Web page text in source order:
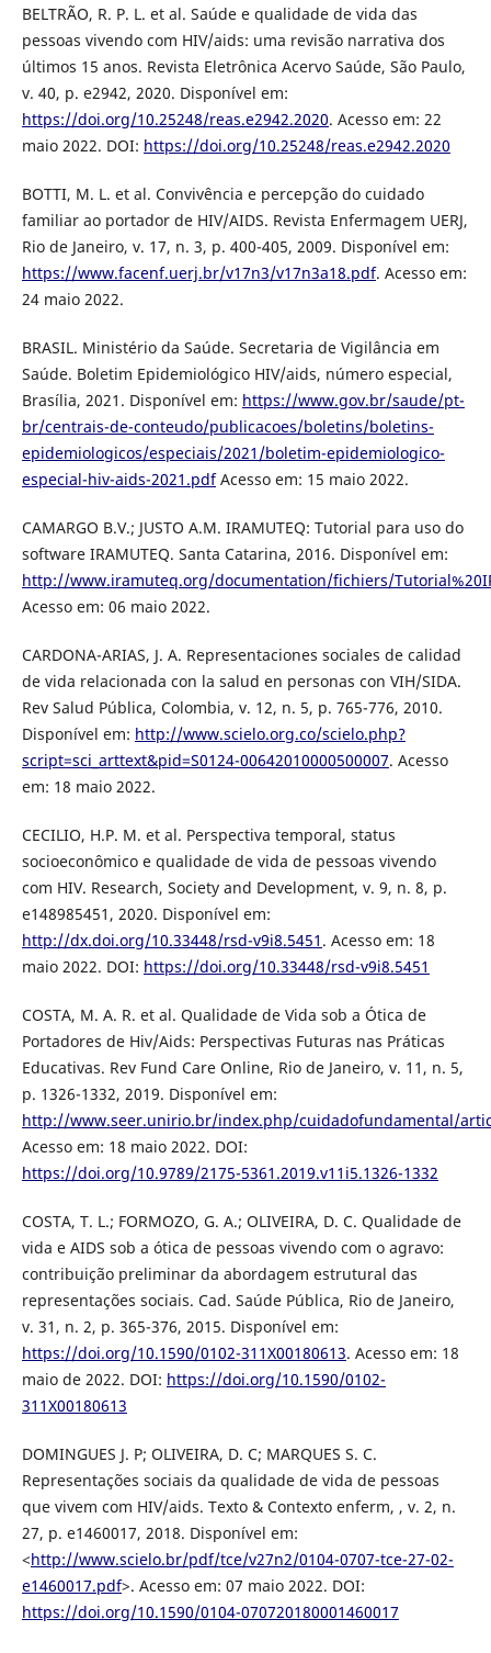
BELTRÃO, R. P. L. et al. Saúde e qualidade de vida das
pessoas vivendo com HIV/aids: uma revisão narrativa dos
últimos 15 anos. Revista Eletrônica Acervo Saúde, São Paulo,
v. 40, p. e2942, 2020. Disponível em:
https://doi.org/10.25248/reas.e2942.2020. Acesso em: 22
maio 2022. DOI: https://doi.org/10.25248/reas.e2942.2020
BOTTI, M. L. et al. Convivência e percepção do cuidado
familiar ao portador de HIV/AIDS. Revista Enfermagem UERJ,
Rio de Janeiro, v. 17, n. 3, p. 400-405, 2009. Disponível em:
https://www.facenf.uerj.br/v17n3/v17n3a18.pdf. Acesso em:
24 maio 2022.
BRASIL. Ministério da Saúde. Secretaria de Vigilância em
Saúde. Boletim Epidemiológico HIV/aids, número especial,
Brasília, 2021. Disponível em: https://www.gov.br/saude/pt-
br/centrais-de-conteudo/publicacoes/boletins/boletins-
epidemiologicos/especiais/2021/boletim-epidemiologico-
especial-hiv-aids-2021.pdfAcesso em: 15 maio 2022.
CAMARGO B.V.; JUSTO A.M. IRAMUTEQ: Tutorial para uso do
software IRAMUTEQ. Santa Catarina, 2016. Disponível em:
http://www.iramuteq.org/documentation/fichiers/
Acesso em: 06 maio 2022.
CARDONA-ARIAS, J. A. Representaciones sociales de calidad
de vida relacionada con la salud en personas con VIH/SIDA.
Rev Salud Pública, Colombia, v. 12, n. 5, p. 765-776, 2010.
Disponível em: http://www.scielo.org.co/scielo.php?
script=sci_arttext&pid=S0124-00642010000500007. Acesso
em: 18 maio 2022.
CECILIO, H.P. M. et al. Perspectiva temporal, status
socioeconômico e qualidade de vida de pessoas vivendo
com HIV. Research, Society and Development, v. 9, n. 8, p.
e148985451, 2020. Disponível em:
http://dx.doi.org/10.33448/rsd-v9i8.5451 . Acesso em: 18
maio 2022. DOI: https://doi.org/10.33448/rsd-v9i8.5451
COSTA, M. A. R. et al. Qualidade de Vida sob a Ótica de
Portadores de Hiv/Aids: Perspectivas Futuras nas Práticas
Educativas. Rev Fund Care Online, Rio de Janeiro, v. 11, n. 5,
p. 1326-1332, 2019. Disponível em:
http://www.seer.unirio.br/index.php/cuidadofundamental/
Acesso em: 18 maio 2022. DOI:
https://doi.org/10.9789/2175-5361.2019.v11i5.1326-1332
COSTA, T. L.; FORMOZO, G. A.; OLIVEIRA, D. C. Qualidade de
vida e AIDS sob a ótica de pessoas vivendo com o agravo:
contribuição preliminar da abordagem estrutural das
representações sociais. Cad. Saúde Pública, Rio de Janeiro,
v. 31, n. 2, p. 365-376, 2015. Disponível em:
https://doi.org/10.1590/0102-311X00180613. Acesso em: 18
maio de 2022. DOI: https://doi.org/10.1590/0102-
311X00180613
DOMINGUES J. P; OLIVEIRA, D. C; MARQUES S. C.
Representações sociais da qualidade de vida de pessoas
que vivem com HIV/aids. Texto & Contexto enferm, , v. 2, n.
27, p. e1460017, 2018. Disponível em:
<http://www.scielo.br/pdf/tce/v27n2/0104-0707-tce-27-02-
e1460017.pdf>. Acesso em: 07 maio 2022. DOI:
https://doi.org/10.1590/0104-070720180001460017